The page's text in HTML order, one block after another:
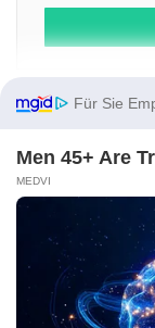
Aktien ATX DAX
China VTV
QTS
Kontakt-
Sitemap-
Für Sie
Men 45+ Are
MEDVI